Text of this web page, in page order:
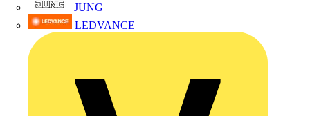
JUNG
LEDVANCE